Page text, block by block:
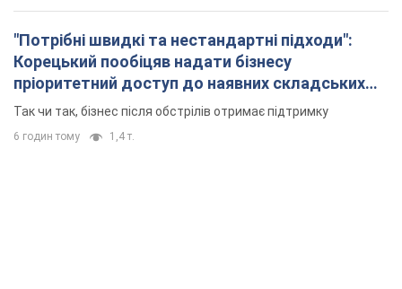
"Потрібні швидкі та нестандартні підходи":
Корецький пообіцяв надати бізнесу
пріоритетний доступ до наявних складських
приміщень
Так чи так, бізнес після обстрілів отримає підтримку
6 годин тому 1,4 т.